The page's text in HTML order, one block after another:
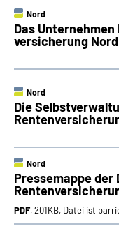
Nord
Das
versicherung Nord
Nord
Die
Nord
Pressemappe der
PDF, 201KB, Datei ist